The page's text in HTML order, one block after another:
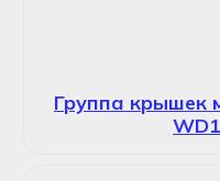
Группа крышек